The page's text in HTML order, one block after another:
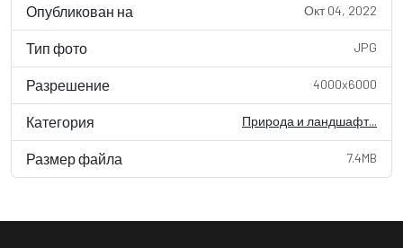
Опубликован на Окт 04, 2022
Тип фото JPG
Разрешение 4000x6000
Категория Природа и ландшафт...
Размер файла 7.4MB